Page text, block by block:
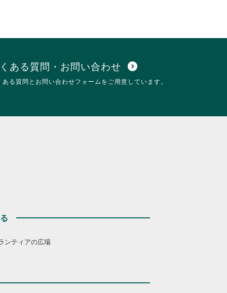
ある質問・お問い合わせ expand_circle_down
ある質問とお問い合わせフォームをご用意しています。
ンティアの広場